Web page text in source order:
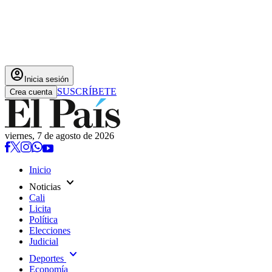
account_circle Inicia sesión
Crea cuenta SUSCRÍBETE
viernes, 7 de agosto de 2026
Inicio
Noticias expand_more
Cali
Licita
Política
Elecciones
Judicial
Deportes expand_more
Economía